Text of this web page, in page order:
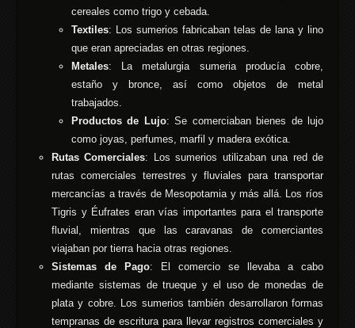
cereales como trigo y cebada.
Textiles: Los sumerios fabricaban telas de lana y lino
que eran apreciadas en otras regiones.
Metales: La metalurgia sumeria producía cobre,
estaño y bronce, así como objetos de metal
trabajados.
Productos de Lujo: Se comerciaban bienes de lujo
como joyas, perfumes, marfil y madera exótica.
Rutas Comerciales: Los sumerios utilizaban una red de
rutas comerciales terrestres y fluviales para transportar
mercancías a través de Mesopotamia y más allá. Los ríos
Tigris y Éufrates eran vías importantes para el transporte
fluvial, mientras que las caravanas de comerciantes
viajaban por tierra hacia otras regiones.
Sistemas de Pago: El comercio se llevaba a cabo
mediante sistemas de trueque y el uso de monedas de
plata y cobre. Los sumerios también desarrollaron formas
tempranas de escritura para llevar registros comerciales y